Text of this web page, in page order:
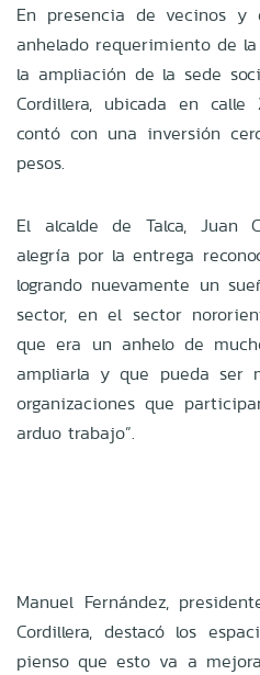
En presencia de vecinos y
anhelado requerimiento de
la ampliación de la sede
Cordillera, ubicada en calle
contó con una inversión
pesos.
El alcalde de Talca, Juan
alegría por la entrega
logrando nuevamente un
sector, en el sector
que era un anhelo de
ampliarla y que pueda ser
organizaciones que
arduo trabajo”.
Manuel Fernández,
Cordillera, destacó los
pienso que esto va a